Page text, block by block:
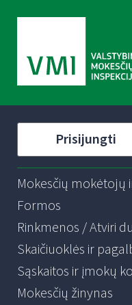
Prisijungti
Mokesčių mokėtojų
Formos
Rinkmenos / Atviri
Skaičiuoklės ir
Sąskaitos ir įmokų
Mokesčių žinynas